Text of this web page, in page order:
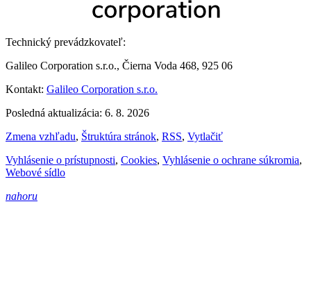
Technický prevádzkovateľ:
Galileo Corporation s.r.o., Čierna Voda 468, 925 06
Kontakt: Galileo Corporation s.r.o.
Posledná aktualizácia: 6. 8. 2026
Zmena vzhľadu, Štruktúra stránok, RSS, Vytlačiť
Vyhlásenie o prístupnosti, Cookies, Vyhlásenie o ochrane súkromia,
Webové sídlo
nahoru